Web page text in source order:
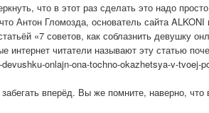
что в этот раз сделать это надо
Антон Гломозда, основатель сайта
«7 советов, как соблазнить девушку
интернет читатели называют эту статью
onlajn-ona-tochno-okazhetsya-v-tvoej-
вперёд. Вы же помните, наверно,